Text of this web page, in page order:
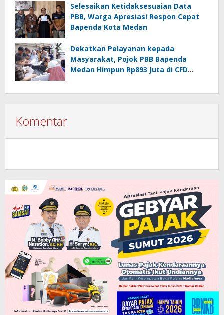
Selesaikan Ketidaksesuaian Data
PBB, Warga Apresiasi Respon Cepat
Bapenda Kota Medan
Dekatkan Pelayanan kepada
Masyarakat, Pojok PBB Bapenda
Medan Himpun Rp893 Juta di CFD
Komentar